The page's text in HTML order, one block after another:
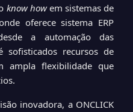
know howem sistemas de
oferece sistema ERP
a automação das
sofisticados recursos de
ampla flexibilidade que
inovadora, a ONCLICK